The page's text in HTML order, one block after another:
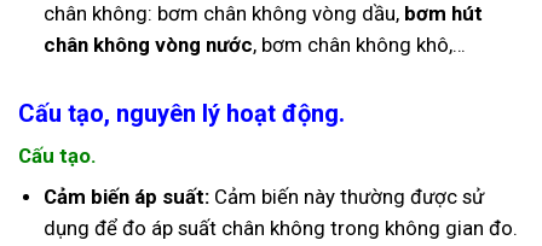
chân không: bơm chân không vòng dầu, bơm hút
chân không vòng nước, bơm chân không khô,…
Cấu tạo, nguyên lý hoạt động.
Cấu tạo.
Cảm biến áp suất:Cảm biến này thường được sử
dụng để đo áp suất chân không trong không gian đo.